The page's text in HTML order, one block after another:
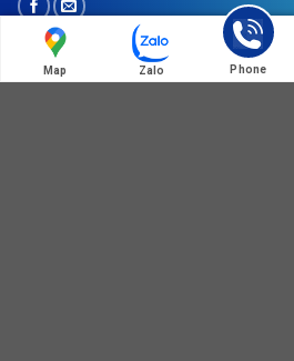
Map Zalo Phone